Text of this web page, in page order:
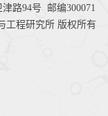
路94号 邮编300071
工程研究所 版权所有